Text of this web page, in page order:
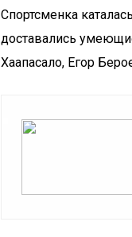
Спортсменка
доставались
Хаапасало, Егор